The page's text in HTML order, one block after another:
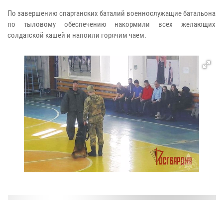
По завершению спартанских баталий военнослужащие батальона
по тыловому обеспечению накормили всех желающих
солдатской кашей и напоили горячим чаем.